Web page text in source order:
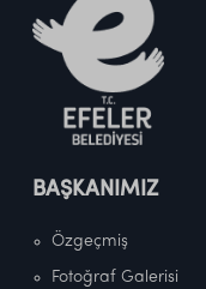
BAŞKANIMIZ
Özgeçmiş
Fotoğraf Galerisi